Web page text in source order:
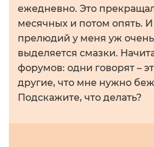
ежедневно. Это
месячных и потом опять.
прелюдий у меня уж
выделяется смазки.
форумов: одни говорят –
другие, что мне нужно
Подскажите, что делать?